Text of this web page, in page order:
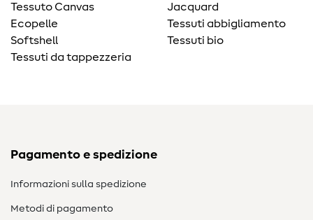
Tessuto Canvas
Ecopelle
Softshell
Tessuti da tappezzeria
Jacquard
Tessuti abbigliamento
Tessuti bio
Pagamento e spedizione
Informazioni sulla spedizione
Metodi di pagamento